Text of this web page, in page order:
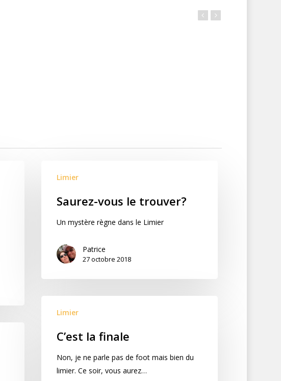
Limier
Saurez-vous le trouver?
Un mystère règne dans le Limier
Patrice
27 octobre 2018
Limier
C’est la finale
Non, je ne parle pas de foot mais bien du
limier. Ce soir, vous aurez…